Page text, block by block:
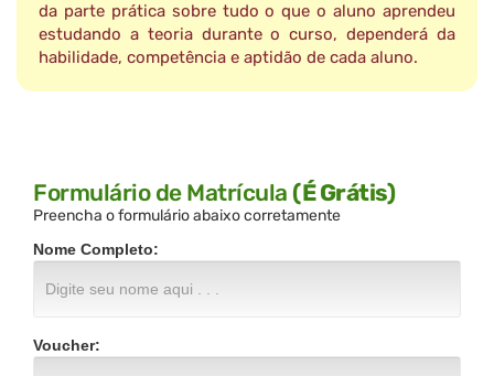
da parte prática sobre tudo o que o aluno aprendeu
estudando a teoria durante o curso, dependerá da
habilidade, competência e aptidão de cada aluno.
Formulário de Matrícula (É Grátis)
Preencha o formulário abaixo corretamente
Nome Completo:
Voucher: